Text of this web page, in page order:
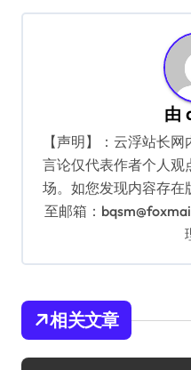
由
【声明】：云浮站长
言论仅代表作者个人观
场。如您发现内容存在
至邮箱：
相关文章